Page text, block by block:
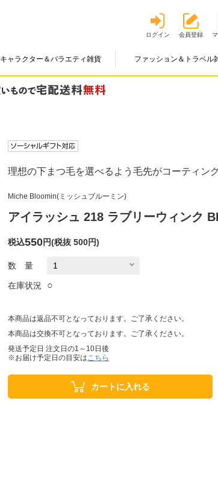
ログイン 会員登録
キャラクター＆バラエティ雑貨 ファッション＆トラベル
理想の下まつ毛を選べるよう毛先がコーティン
Miche Bloomin(ミッシュブルーミン)
アイラッシュ 218 ラブリーウィンク
税込550円(税抜 500円)
数 量
在庫状況 ○
本商品は返品不可となっております。ご了承ください。
本商品は交換不可となっております。ご了承ください。
発送予定日 注文日の1～10日後
※お届け予定日の目安はこちら
カートに入れる